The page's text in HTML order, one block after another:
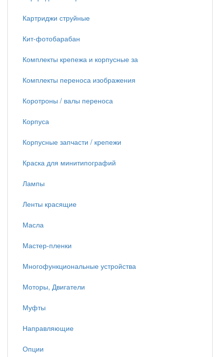
Картриджи струйные
Кит-фотобарабан
Комплекты крепежа и корпусные за
Комплекты переноса изображения
Коротроны / валы переноса
Корпуса
Корпусные запчасти / крепежи
Краска для минитипографий
Лампы
Ленты красящие
Масла
Мастер-пленки
Многофункциональные устройства
Моторы, Двигатели
Муфты
Направляющие
Опции